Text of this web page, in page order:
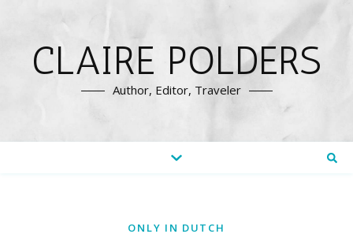
CLAIRE POLDERS
Author, Editor, Traveler
ONLY IN DUTCH